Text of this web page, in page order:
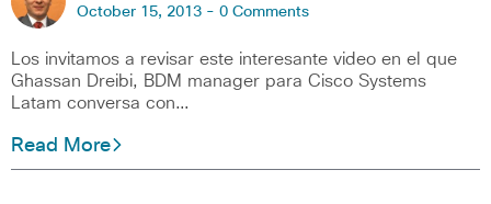
October 15, 2013 - 0 Comments
Los invitamos a revisar este interesante video en el que
Ghassan Dreibi, BDM manager para Cisco Systems
Latam conversa con…
Read More